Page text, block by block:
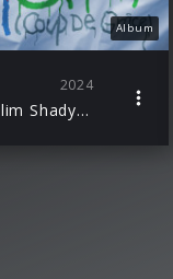
Album
2024
The Death of Slim Shady (Coup De Grâce): Expanded Mourner’s Edition